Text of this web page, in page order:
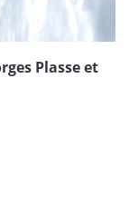
Plasse et